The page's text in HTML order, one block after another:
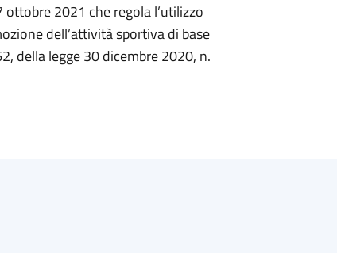
2021 che regola l’utilizzo
dell’attività sportiva di base
della legge 30 dicembre 2020, n.